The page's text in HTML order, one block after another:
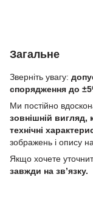
Загальне
Зверніть увагу:
спорядження до
Ми постійно
зовнішній вигляд,
технічні
зображень і опису на
Якщо хочете
завжди на зв’язку.